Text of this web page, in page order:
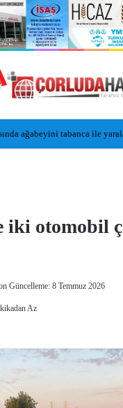
değiştir
iki otomobil
Güncelleme: 8 Temmuz 2026
Az